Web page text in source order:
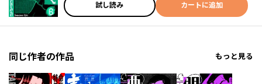
試し読み カートに追加
同じ作者の作品 もっと見る